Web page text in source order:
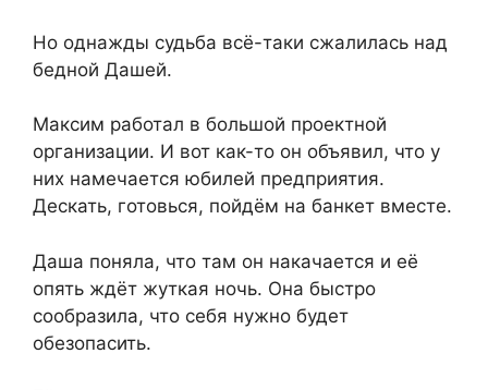
Но однажды судьба всё-таки сжалилась над
бедной Дашей.
Максим работал в большой проектной
организации. И вот как-то он объявил, что у
них намечается юбилей предприятия.
Дескать, готовься, пойдём на банкет вместе.
Даша поняла, что там он накачается и её
опять ждёт жуткая ночь. Она быстро
сообразила, что себя нужно будет
обезопасить.